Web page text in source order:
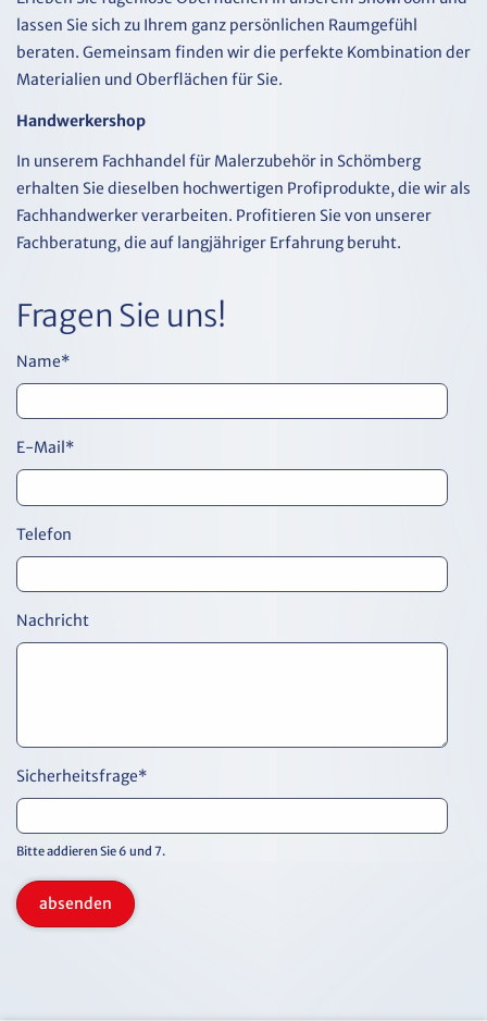
lassen Sie sich zu Ihrem ganz persönlichen Raumgefühl
beraten. Gemeinsam finden wir die perfekte Kombination der
Materialien und Oberflächen für Sie.
Handwerkershop
In unserem Fachhandel für Malerzubehör in Schömberg
erhalten Sie dieselben hochwertigen Profiprodukte, die wir als
Fachhandwerker verarbeiten. Profitieren Sie von unserer
Fachberatung, die auf langjähriger Erfahrung beruht.
Fragen Sie uns!
Name*
E-Mail *
Telefon
Nachricht
Sicherheitsfrage*
Bitte addieren Sie 6 und 7.
absenden